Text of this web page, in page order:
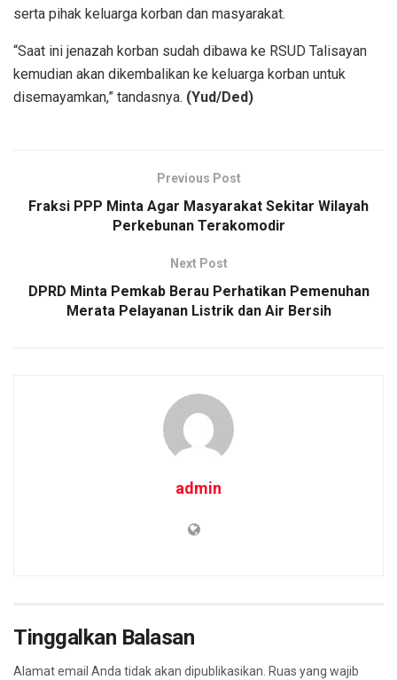
serta pihak keluarga korban dan masyarakat.
“Saat ini jenazah korban sudah dibawa ke RSUD Talisayan
kemudian akan dikembalikan ke keluarga korban untuk
disemayamkan,” tandasnya. (Yud/Ded)
Previous Post
Fraksi PPP Minta Agar Masyarakat Sekitar Wilayah
Perkebunan Terakomodir
Next Post
DPRD Minta Pemkab Berau Perhatikan Pemenuhan
Merata Pelayanan Listrik dan Air Bersih
admin
Tinggalkan Balasan
Alamat email Anda tidak akan dipublikasikan. Ruas yang wajib